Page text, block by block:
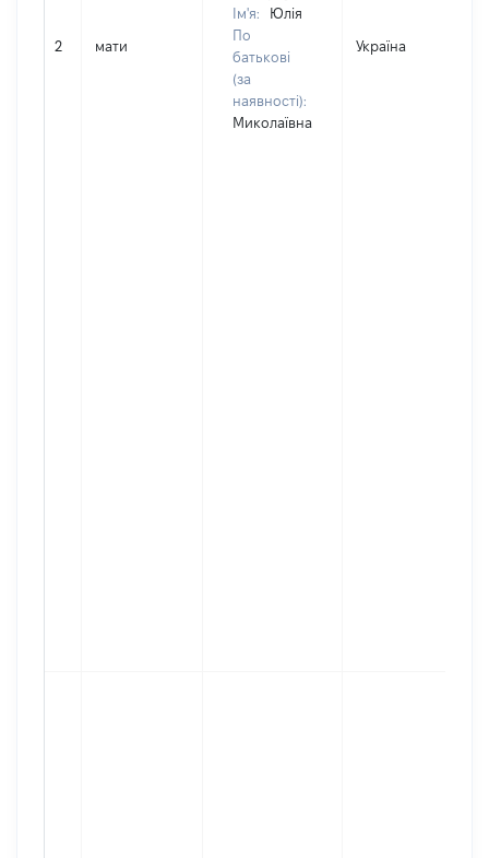
2 мати
Ім'я:
Юлія
По
батькові
(за
наявності):
Миколаївна
Україна